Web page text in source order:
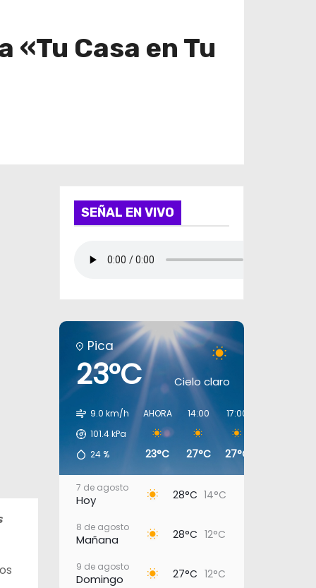
Casa en Tu
SEÑAL EN VIVO
Pica
23°C Cielo claro
9.0 km/h
101.4kPa
24%
AHORA
23°C
14:00
27°C
17:00
27°C
7 de agosto
Hoy 28°C 14°C
8 de agosto
Mañana 28°C 12°C
9 de agosto
Domingo 27°C 12°C